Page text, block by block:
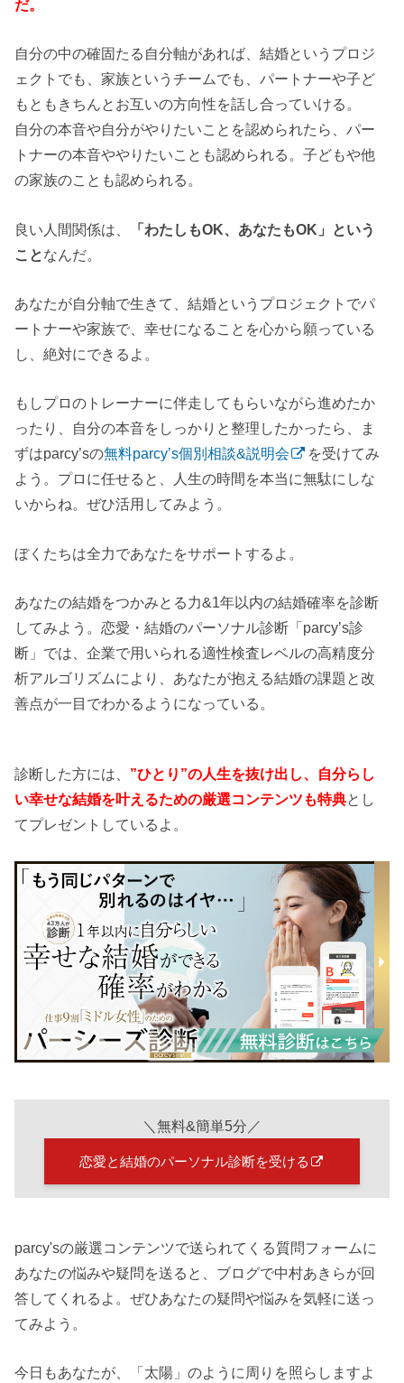
だ。
自分の中の確固たる自分軸があれば、結婚というプロジ
ェクトでも、家族というチームでも、パートナーや子ど
もともきちんとお互いの方向性を話し合っていける。
自分の本音や自分がやりたいことを認められたら、パー
トナーの本音ややりたいことも認められる。子どもや他
の家族のことも認められる。
良い人間関係は、
「わたしもOK、あなたもOK」という
ことなんだ。
あなたが自分軸で生きて、結婚というプロジェクトでパ
ートナーや家族で、幸せになることを心から願っている
し、絶対にできるよ。
もしプロのトレーナーに伴走してもらいながら進めたか
ったり、自分の本音をしっかりと整理したかったら、ま
ずはparcy’sの無料parcy’s個別相談&説明会
を受けてみ
よう。プロに任せると、人生の時間を本当に無駄にしな
いからね。ぜひ活用してみよう。
ぼくたちは全力であなたをサポートするよ。
あなたの結婚をつかみとる力&1年以内の結婚確率を診断
してみよう。恋愛・結婚のパーソナル診断「parcy’s診
断」では、企業で用いられる適性検査レベルの高精度分
析アルゴリズムにより、あなたが抱える結婚の課題と改
善点が一目でわかるようになっている。
診断した方には、 ”ひとり”の人生を抜け出し、自分らし
い幸せな結婚を叶えるための厳選コンテンツも特典とし
てプレゼントしているよ。
＼無料&簡単5分／
恋愛と結婚のパーソナル診断を受ける
parcy'sの厳選コンテンツで送られてくる質問フォームに
あなたの悩みや疑問を送ると、ブログで中村あきらが回
答してくれるよ。ぜひあなたの疑問や悩みを気軽に送っ
てみよう。
今日もあなたが、「太陽」のように周りを照らしますよ